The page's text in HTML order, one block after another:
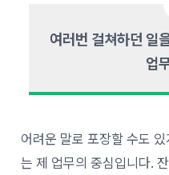
여러번 걸쳐하던 일
업
어려운 말로 포장할 수도
는 제 업무의 중심입니다.